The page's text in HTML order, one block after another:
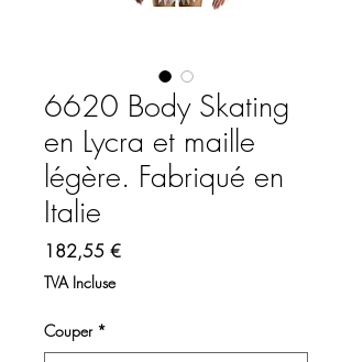
6620 Body Skating
en Lycra et maille
légère. Fabriqué en
Italie
182,55 €Prix
TVA Incluse
Couper *